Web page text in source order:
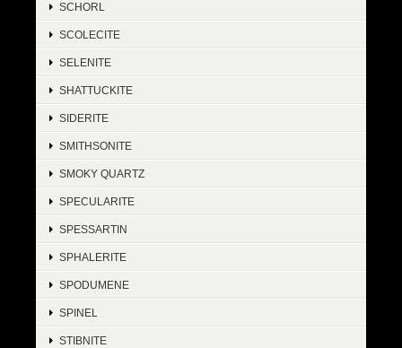
SCHORL
SCOLECITE
SELENITE
SHATTUCKITE
SIDERITE
SMITHSONITE
SMOKY QUARTZ
SPECULARITE
SPESSARTIN
SPHALERITE
SPODUMENE
SPINEL
STIBNITE